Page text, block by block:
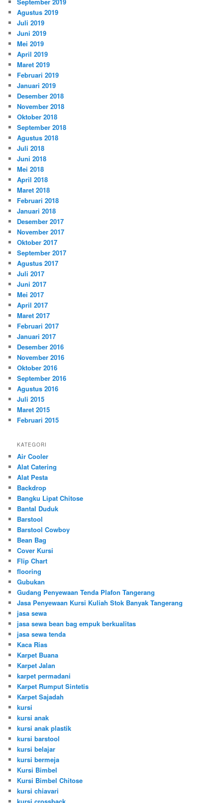
Agustus 2019
Juli 2019
Juni 2019
Mei 2019
April 2019
Maret 2019
Februari 2019
Januari 2019
Desember 2018
November 2018
Oktober 2018
September 2018
Agustus 2018
Juli 2018
Juni 2018
Mei 2018
April 2018
Maret 2018
Februari 2018
Januari 2018
Desember 2017
November 2017
Oktober 2017
September 2017
Agustus 2017
Juli 2017
Juni 2017
Mei 2017
April 2017
Maret 2017
Februari 2017
Januari 2017
Desember 2016
November 2016
Oktober 2016
September 2016
Agustus 2016
Juli 2015
Maret 2015
Februari 2015
KATEGORI
Air Cooler
Alat Catering
Alat Pesta
Backdrop
Bangku Lipat Chitose
Bantal Duduk
Barstool
Barstool Cowboy
Bean Bag
Cover Kursi
Flip Chart
flooring
Gubukan
Gudang Penyewaan Tenda Plafon Tangerang
Jasa Penyewaan Kursi Kuliah Stok Banyak Tangerang
jasa sewa
jasa sewa bean bag empuk berkualitas
jasa sewa tenda
Kaca Rias
Karpet Buana
Karpet Jalan
karpet permadani
Karpet Rumput Sintetis
Karpet Sajadah
kursi
kursi anak
kursi anak plastik
kursi barstool
kursi belajar
kursi bermeja
Kursi Bimbel
Kursi Bimbel Chitose
kursi chiavari